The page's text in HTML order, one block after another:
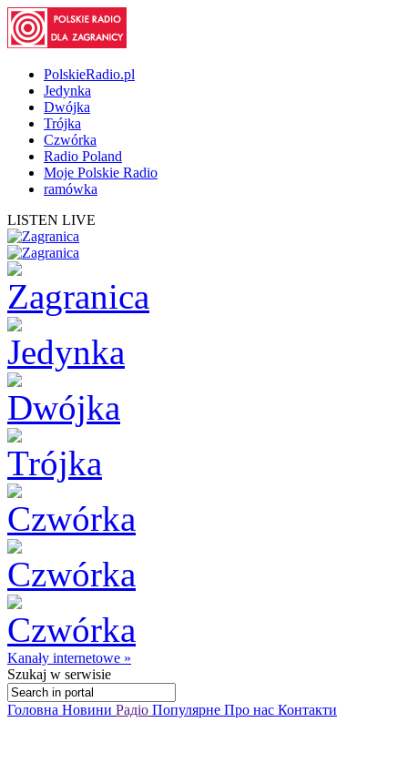
PolskieRadio.pl
Jedynka
Dwójka
Trójka
Czwórka
Radio Poland
Moje Polskie Radio
ramówka
LISTEN LIVE
Kanały internetowe »
Szukaj w serwisie
Головна Новини Радіо Популярне Про нас Контакти